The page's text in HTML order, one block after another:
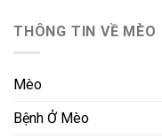
THÔNG TIN VỀ MÈO
Mèo
Bệnh Ở Mèo